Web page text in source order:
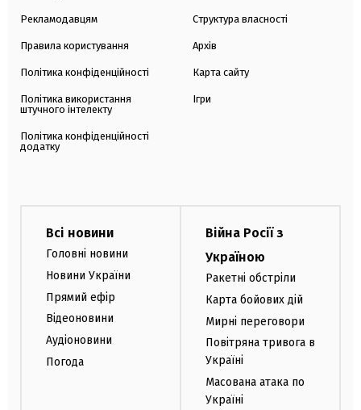
Рекламодавцям
Правила користування
Політика конфіденційності
Політика використання
штучного інтелекту
Політика конфіденційності
додатку
Структура власності
Архів
Карта сайту
Ігри
Всі новини
Головні новини
Новини України
Прямий ефір
Відеоновини
Аудіоновини
Погода
Війна Росії з
Україною
Ракетні обстріли
Карта бойових дій
Мирні переговори
Повітряна тривога в
Україні
Масована атака по
Україні